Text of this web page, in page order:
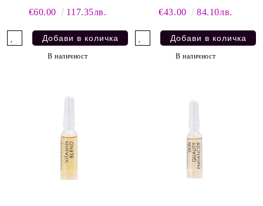
€60.00
117.35лв.
В наличност
€43.00
84.10лв.
В наличност